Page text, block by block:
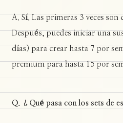
A. Sí. Las primeras 3 veces
Después, puedes iniciar una
días) para crear hasta 7 por
premium para hasta 15 por
Q. ¿Qué pasa con los sets de